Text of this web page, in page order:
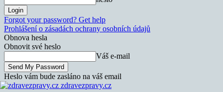
Forgot your password? Get help
Prohlášení o zásadách ochrany osobních údajů
Obnova hesla
Obnovit své heslo
Váš e-mail
Heslo vám bude zasláno na váš email
zdravezpravy.cz